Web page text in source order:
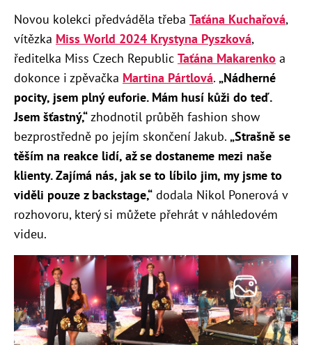
Novou kolekci předváděla třeba Taťána Kuchařová,
vítězka Miss World 2024 Krystyna Pyszková,
ředitelka Miss Czech Republic Taťána Makarenko a
dokonce i zpěvačka Martina Pártlová. „Nádherné
pocity, jsem plný euforie. Mám husí kůži do teď.
Jsem šťastný,“zhodnotil průběh fashion show
bezprostředně po jejím skončení Jakub. „Strašně se
těším na reakce lidí, až se dostaneme mezi naše
klienty. Zajímá nás, jak se to líbilo jim, my jsme to
viděli pouze z backstage,“ dodala Nikol Ponerová v
rozhovoru, který si můžete přehrát v náhledovém
videu.